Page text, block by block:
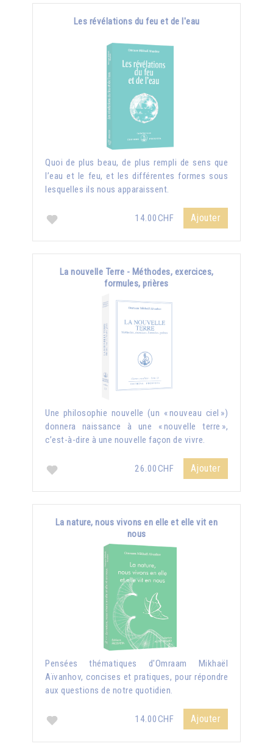
Les révélations du feu et de l'eau
Quoi de plus beau, de plus rempli de sens que
l’eau et le feu, et les différentes formes sous
lesquelles ils nous apparaissent.
14.00CHF Ajouter
La nouvelle Terre - Méthodes, exercices,
formules, prières
Une philosophie nouvelle (un « nouveau ciel »)
donnera naissance à une « nouvelle terre »,
c’est-à-dire à une nouvelle façon de vivre.
26.00CHF Ajouter
La nature, nous vivons en elle et elle vit en
nous
Pensées thématiques d'Omraam Mikhaël
Aïvanhov, concises et pratiques, pour répondre
aux questions de notre quotidien.
14.00CHF Ajouter